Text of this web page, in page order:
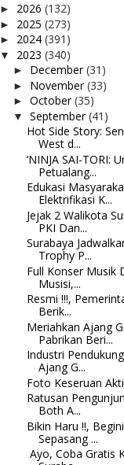
► 2026 (132)
► 2025 (273)
► 2024 (391)
▼ 2023 (340)
► December(31)
► November(33)
► October(35)
▼ September(41)
Hot Side Story:
West d...
‘NINJA SAI-TORI:
Petualang...
Edukasi
Elektrifikasi K...
Jejak 2 Walikota
PKI Dan...
Surabaya
Trophy P...
Full Konser Musik
Musisi,...
Resmi !!!,
Berik...
Meriahkan Ajang
Pabrikan Beri...
Industri
Ajang G...
Foto Keseruan
Ratusan
Both A...
Bikin Haru !!,
Sepasang ...
Ayo, Coba Gratis